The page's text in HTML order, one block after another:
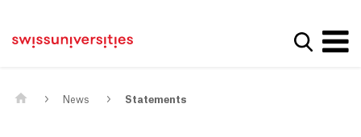
Main Navigation
Content
Meta Navigation
Show
News Statements